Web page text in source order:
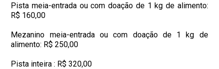
Pista meia-entrada ou com doação de 1 kg de alimento:
R$ 160,00
Mezanino meia-entrada ou com doação de 1 kg de
alimento: R$ 250,00
Pista inteira : R$ 320,00